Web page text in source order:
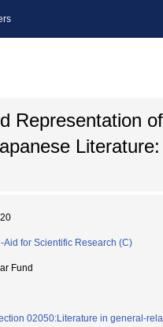
Representation
Aid for Scientific Research (C)
Fund
02050:Literature in general-